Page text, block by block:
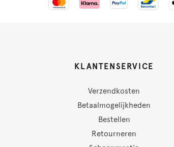
KLANTENSERVICE
Verzendkosten
Betaalmogelijkheden
Bestellen
Retourneren